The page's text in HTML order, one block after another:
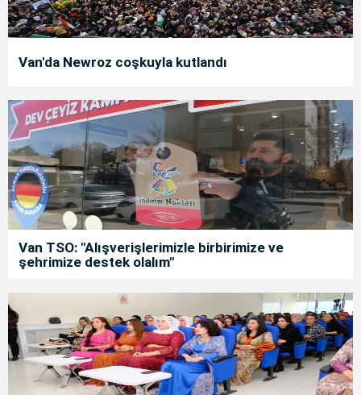
Van'da Newroz coşkuyla kutlandı
Van TSO: "Alışverişlerimizle birbirimize ve
şehrimize destek olalım"